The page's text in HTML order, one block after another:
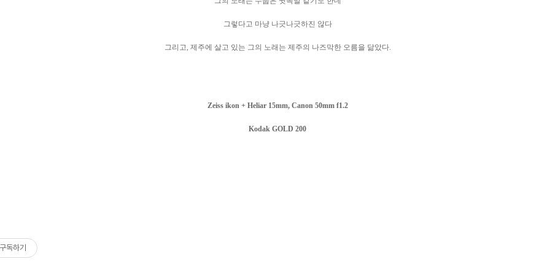
그렇다고 마냥 나긋나긋하진 않다
그리고, 제주에 살고 있는 그의 노래는 제주의 나즈막한 오름을 닮았다.
Zeiss ikon + Heliar 15mm, Canon 50mm f1.2
Kodak GOLD 200
독하기